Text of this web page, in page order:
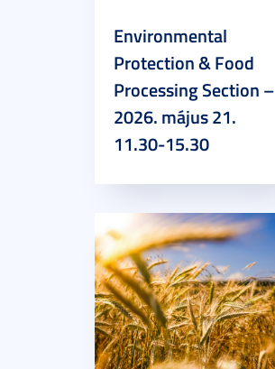
Environmental
Protection & Food
Processing Section –
2026. május 21.
11.30-15.30